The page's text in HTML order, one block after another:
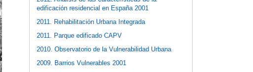
edificación residencial en España 2001
2011. Rehabilitación Urbana Integrada
2011. Parque edificado CAPV
2010. Observatorio de la Vulnerabilidad Urbana
2009. Barrios Vulnerables 2001